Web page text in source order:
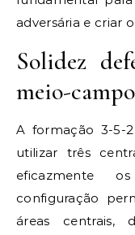
adversária e criar
Solidez
meio-campo
A formação 3-5-
utilizar três
eficazmente
configuração
áreas centrais,